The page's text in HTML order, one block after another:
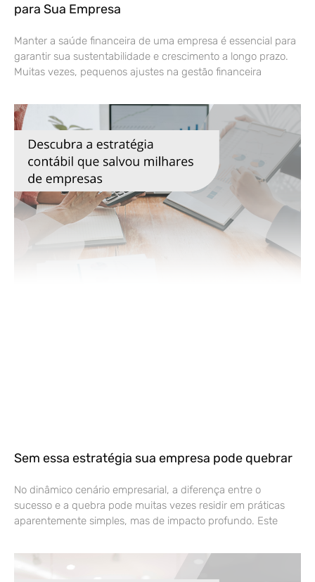
para Sua Empresa
Manter a saúde financeira de uma empresa é essencial para
garantir sua sustentabilidade e crescimento a longo prazo.
Muitas vezes, pequenos ajustes na gestão financeira
Sem essa estratégia sua empresa pode quebrar
No dinâmico cenário empresarial, a diferença entre o
sucesso e a quebra pode muitas vezes residir em práticas
aparentemente simples, mas de impacto profundo. Este